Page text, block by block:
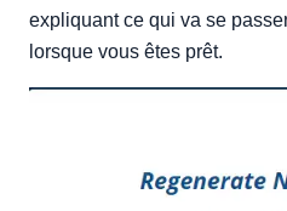
expliquant ce qui va se
lorsque vous êtes prêt.